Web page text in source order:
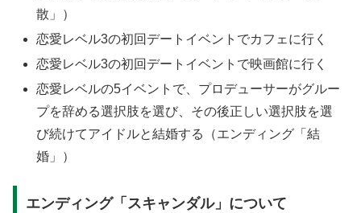
散」）
恋愛レベル3の初回デートイベントでカフェに行く
恋愛レベル3の初回デートイベントで映画館に行く
恋愛レベルの5イベントで、プロデューサーがグルー
プを辞める選択肢を選び、その後正しい選択肢を選
び続けてアイドルと結婚する（エンディング「結
婚」）
エンディング「スキャンダル」について